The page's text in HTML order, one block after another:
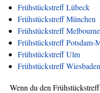
Frühstückstreff Lübeck
Frühstückstreff München
Frühstückstreff
Frühstückstreff Potsdam-
Frühstückstreff Ulm
Frühstückstreff Wiesbaden
Wenn du den